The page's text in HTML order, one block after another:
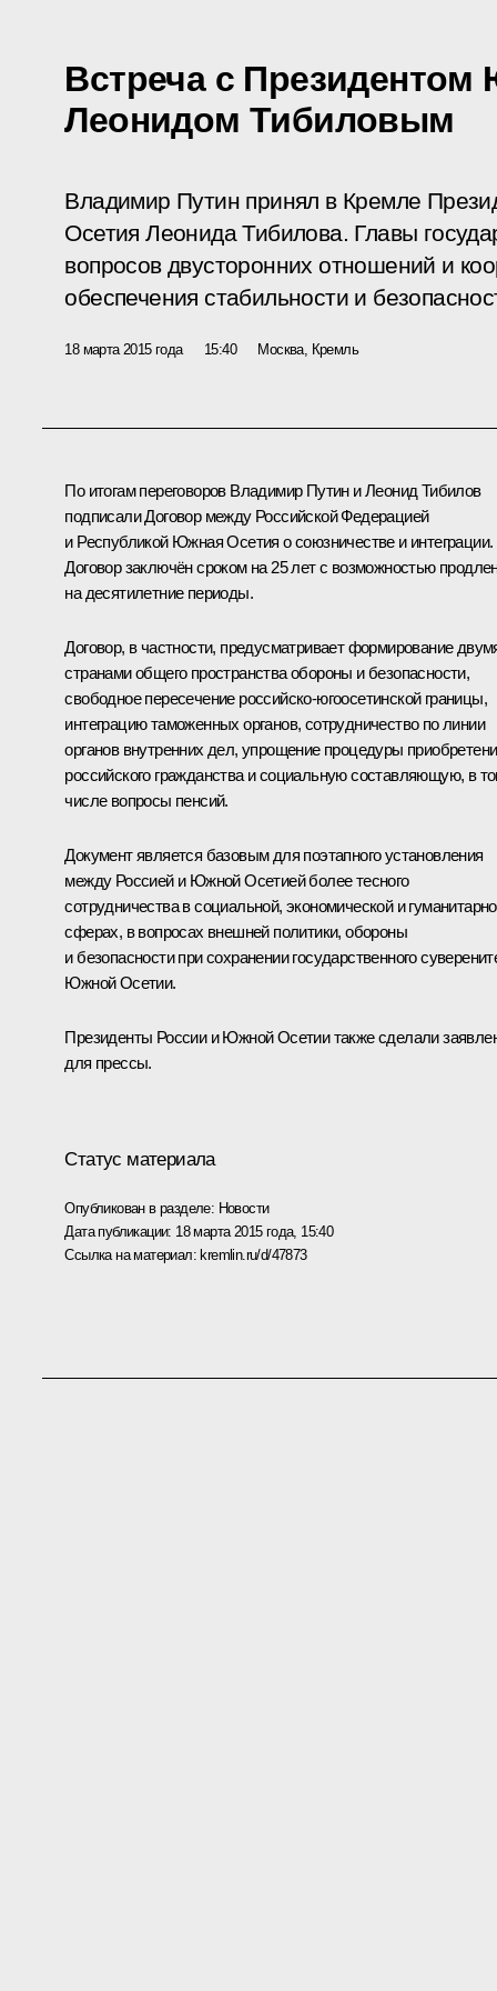
Встреча с
Леонидом Тибиловым
Владимир Путин принял в Кремле
Осетия Леонида Тибилова. Главы
вопросов двусторонних отношений и
обеспечения стабильности и
18 марта 2015 года 15:40 Москва, Кремль
По итогам переговоров Владимир Путин иЛеонид Тибилов
подписали Договор между Российской Федерацией
и Республикой Южная Осетия о союзничестве и интеграции.
Договор заключён сроком на 25 лет с возможностью
на десятилетние периоды.
Договор, в частности, предусматривает формирование
странами общего пространства обороны и безопасности,
свободное пересечение российско-югоосетинской границы,
интеграцию таможенных органов, сотрудничество по линии
органов внутренних дел, упрощение процедуры
российского гражданства и социальную составляющую, в
числе вопросы пенсий.
Документ является базовым для поэтапного установления
между Россией и Южной Осетией более тесного
сотрудничества в социальной, экономической и
сферах, в вопросах внешней политики, обороны
и безопасности при сохранении государственного
Южной Осетии.
Президенты России и Южной Осетии также сделали
для прессы.
Статус материала
Опубликован в разделе: Новости
Дата публикации: 18 марта 2015 года, 15:40
Ссылка на материал: kremlin.ru/d/47873